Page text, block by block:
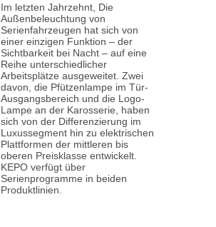
Im letzten Jahrzehnt, Die
Außenbeleuchtung von
Serienfahrzeugen hat sich von
einer einzigen Funktion – der
Sichtbarkeit bei Nacht – auf eine
Reihe unterschiedlicher
Arbeitsplätze ausgeweitet. Zwei
davon, die Pfützenlampe im Tür-
Ausgangsbereich und die Logo-
Lampe an der Karosserie, haben
sich von der Differenzierung im
Luxussegment hin zu elektrischen
Plattformen der mittleren bis
oberen Preisklasse entwickelt.
KEPO verfügt über
Serienprogramme in beiden
Produktlinien.